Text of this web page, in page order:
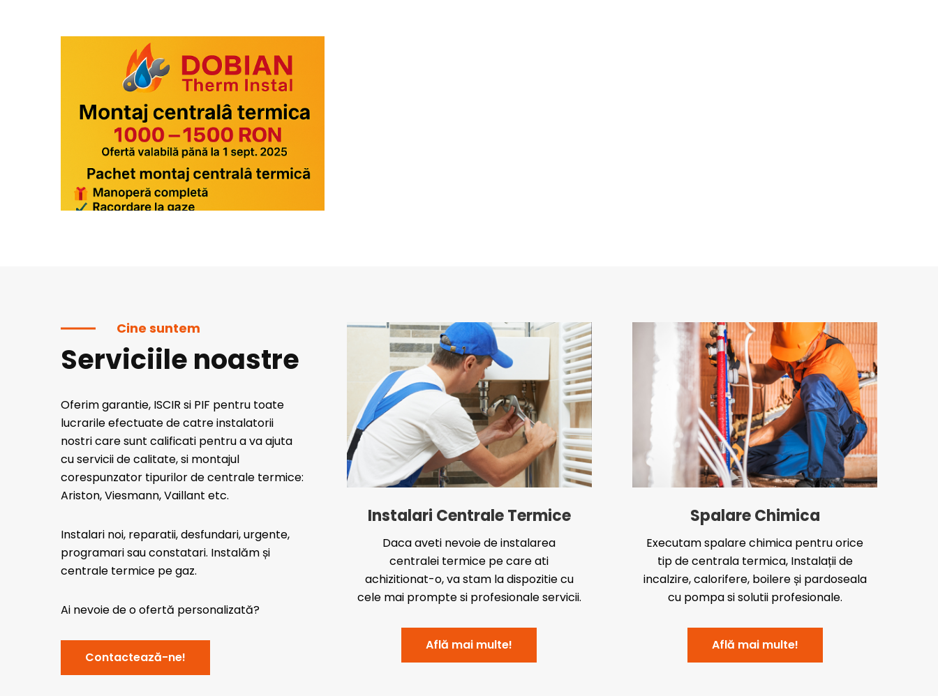
Cine suntem
Serviciile noastre
Oferim garantie, ISCIR si PIF pentru toate
lucrarile efectuate de catre instalatorii
nostri care sunt calificati pentru a va ajuta
cu servicii de calitate, si montajul
corespunzator tipurilor de centrale termice:
Ariston, Viesmann, Vaillant etc.
Instalari noi, reparatii, desfundari, urgente,
programari sau constatari. Instalăm și
centrale termice pe gaz.
Ai nevoie de o ofertă personalizată?
Contactează-ne!
Instalari Centrale Termice
Daca aveti nevoie de instalarea
centralei termice pe care ati
achizitionat-o, va stam la dispozitie cu
cele mai prompte si profesionale servicii.
Află mai multe!
Spalare Chimica
Executam spalare chimica pentru orice
tip de centrala termica, Instalații de
incalzire, calorifere, boilere și pardoseala
cu pompa si solutii profesionale.
Află mai multe!